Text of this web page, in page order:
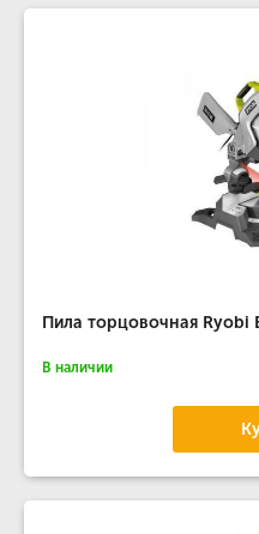
Пила торцовочная Ryobi
В наличии